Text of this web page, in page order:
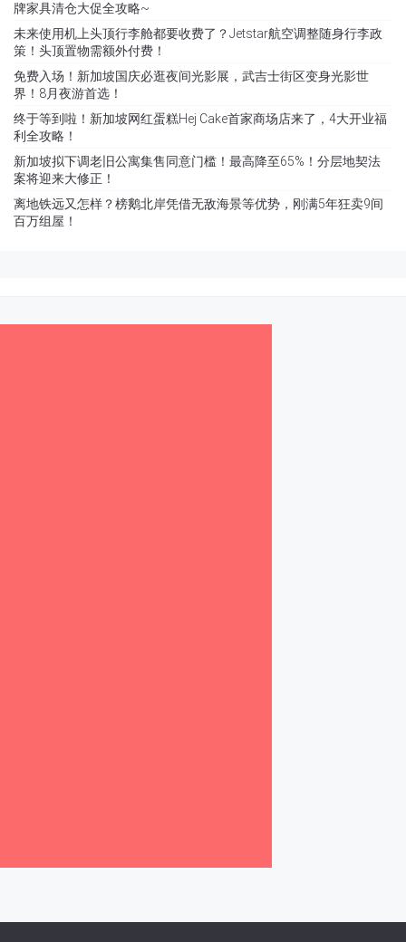
牌家具清仓大促全攻略~
未来使用机上头顶行李舱都要收费了？Jetstar航空调整随身行李政
策！头顶置物需额外付费！
免费入场！新加坡国庆必逛夜间光影展，武吉士街区变身光影世
界！8月夜游首选！
终于等到啦！新加坡网红蛋糕Hej Cake首家商场店来了，4大开业福
利全攻略！
新加坡拟下调老旧公寓集售同意门槛！最高降至65%！分层地契法
案将迎来大修正！
离地铁远又怎样？榜鹅北岸凭借无敌海景等优势，刚满5年狂卖9间
百万组屋！